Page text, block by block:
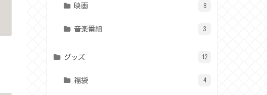
映画 8
音楽番組 3
グッズ 12
福袋 4